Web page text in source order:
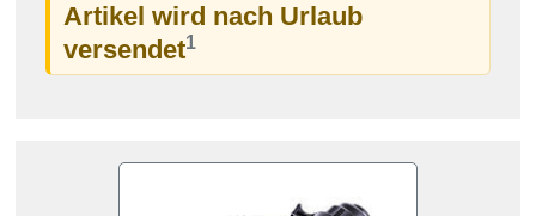
Artikel wird nach Urlaub
versendet1